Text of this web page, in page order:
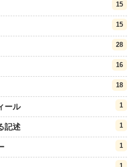
15
15
28
16
18
ール 1
記述 1
1